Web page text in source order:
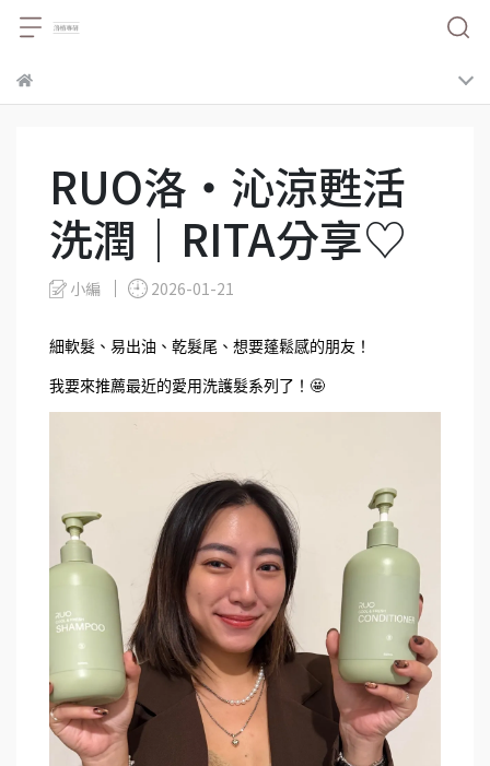
RUO洛・沁涼甦活
洗潤｜RITA分享♡
小編 2026-01-21
細軟髮、易出油、乾髮尾、想要蓬鬆感的朋友！
我要來推薦最近的愛用洗護髮系列了！🤩